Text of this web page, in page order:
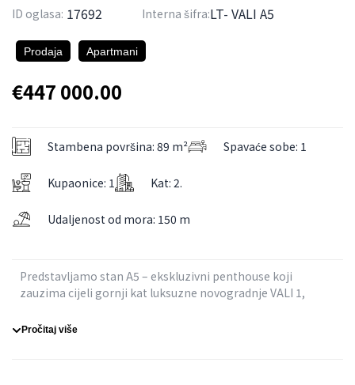
ID oglasa: 17692 Interna šifra:LT- VALI A5
Prodaja Apartmani
€447 000.00
Stambena površina: 89 m² Spavaće sobe: 1
Kupaonice: 1 Kat: 2.
Udaljenost od mora: 150 m
Predstavljamo stan A5 – ekskluzivni penthouse koji
zauzima cijeli gornji kat luksuzne novogradnje VALI 1,
Ovaj vrhunski apartman pruža maksimalan komfor,
Pročitaj više